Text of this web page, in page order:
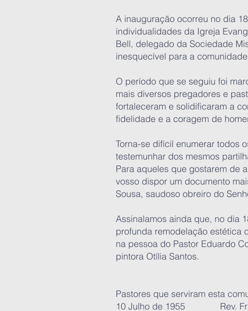
A inauguração ocorreu no dia
individualidades da Igreja
Bell, delegado da Sociedade
inesquecível para a
O período que se seguiu foi
mais diversos pregadores e
fortaleceram e solidificaram a
fidelidade e a coragem de
Torna-se difícil enumerar todos
testemunhar dos mesmos
Para aqueles que gostarem de
vosso dispor um documento
Sousa, saudoso obreiro do
Assinalamos ainda que, no dia
profunda remodelação estética
na pessoa do Pastor Eduardo
pintora Otília Santos.
Pastores que serviram esta
10 Julho de 1955 Rev.